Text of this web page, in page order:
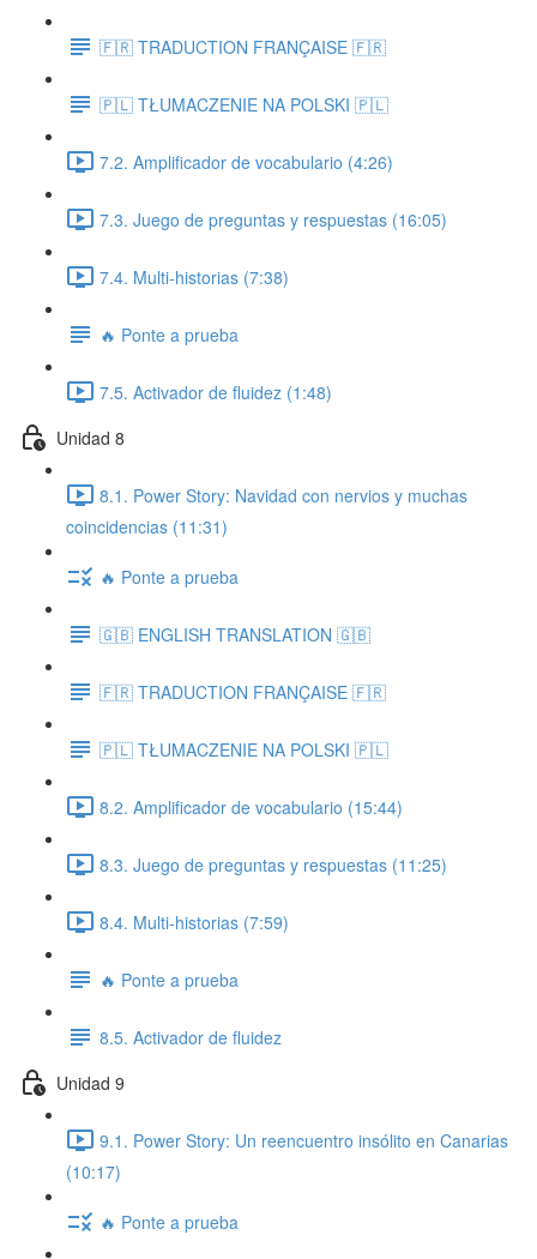
🇫🇷 TRADUCTION FRANÇAISE 🇫🇷
🇵🇱 TŁUMACZENIE NA POLSKI 🇵🇱
7.2. Amplificador de vocabulario (4:26)
7.3. Juego de preguntas y respuestas (16:05)
7.4. Multi-historias (7:38)
🔥 Ponte a prueba
7.5. Activador de fluidez (1:48)
Unidad 8
8.1. Power Story: Navidad con nervios y muchas
coincidencias (11:31)
🔥 Ponte a prueba
🇬🇧 ENGLISH TRANSLATION 🇬🇧
🇫🇷 TRADUCTION FRANÇAISE 🇫🇷
🇵🇱 TŁUMACZENIE NA POLSKI 🇵🇱
8.2. Amplificador de vocabulario (15:44)
8.3. Juego de preguntas y respuestas (11:25)
8.4. Multi-historias (7:59)
🔥 Ponte a prueba
8.5. Activador de fluidez
Unidad 9
9.1. Power Story: Un reencuentro insólito en Canarias
(10:17)
🔥 Ponte a prueba